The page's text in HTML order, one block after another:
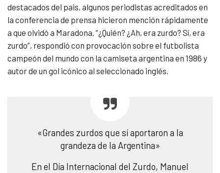
destacados del pais, algunos periodistas acreditados en
la conferencia de prensa hicieron mención rápidamente
a que olvidó a Maradona. “¿Quién? ¿Ah, era zurdo? Sí, era
zurdo”, respondió con provocación sobre el futbolista
campeón del mundo con la camiseta argentina en 1986 y
autor de un gol icónico al seleccionado inglés.
«Grandes zurdos que sí aportaron a la
grandeza de la Argentina»
En el Día Internacional del Zurdo, Manuel